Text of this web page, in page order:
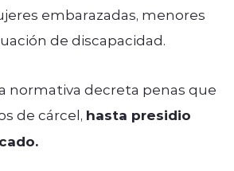
embarazadas, menores
de discapacidad.
normativa decreta penas que
de cárcel, hasta presidio